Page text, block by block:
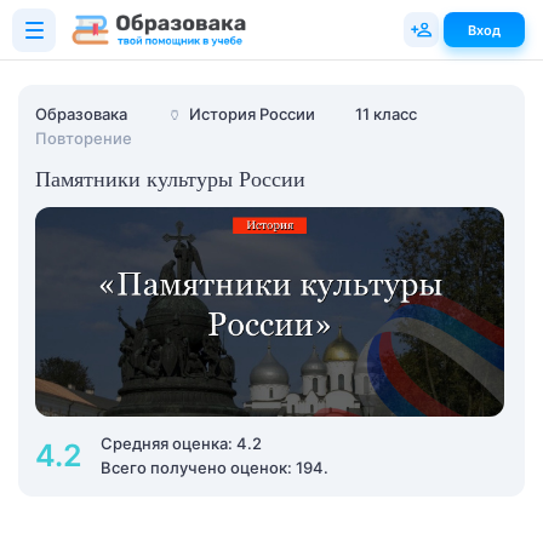
Образовака 🏺 История России
11 класс
Повторение
Памятники культуры России
4.2
Средняя оценка: 4.2
Всего получено оценок: 194.
Вход